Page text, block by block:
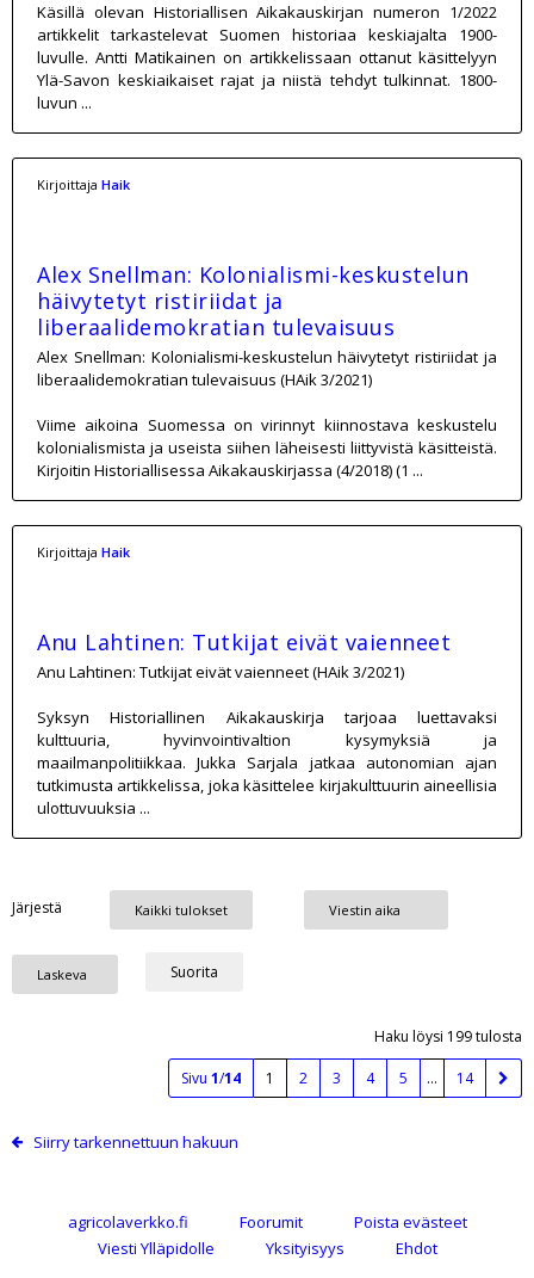
Käsillä olevan Historiallisen Aikakauskirjan numeron 1/2022
artikkelit tarkastelevat Suomen historiaa keskiajalta 1900-
luvulle. Antti Matikainen on artikkelissaan ottanut käsittelyyn
Ylä-Savon keskiaikaiset rajat ja niistä tehdyt tulkinnat. 1800-
luvun ...
Kirjoittaja Haik
Alex Snellman: Kolonialismi-keskustelun
häivytetyt ristiriidat ja
liberaalidemokratian tulevaisuus
Alex Snellman: Kolonialismi-keskustelun häivytetyt ristiriidat ja
liberaalidemokratian tulevaisuus (HAik 3/2021)
Viime aikoina Suomessa on virinnyt kiinnostava keskustelu
kolonialismista ja useista siihen läheisesti liittyvistä käsitteistä.
Kirjoitin Historiallisessa Aikakauskirjassa (4/2018) (1 ...
Kirjoittaja Haik
Anu Lahtinen: Tutkijat eivät vaienneet
Anu Lahtinen: Tutkijat eivät vaienneet (HAik 3/2021)
Syksyn Historiallinen Aikakauskirja tarjoaa luettavaksi
kulttuuria, hyvinvointivaltion kysymyksiä ja
maailmanpolitiikkaa. Jukka Sarjala jatkaa autonomian ajan
tutkimusta artikkelissa, joka käsittelee kirjakulttuurin aineellisia
ulottuvuuksia ...
Järjestä
Haku löysi 199 tulosta
Sivu 1/14 1 2 3 4 5 … 14
Siirry tarkennettuun hakuun
agricolaverkko.fi Foorumit
Poista evästeet
Viesti Ylläpidolle
Yksityisyys Ehdot